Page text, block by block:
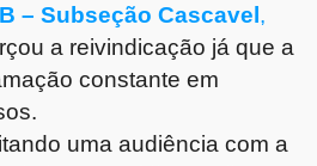
– Subseção Cascavel,
a reivindicação já que a
constante em
uma audiência com a